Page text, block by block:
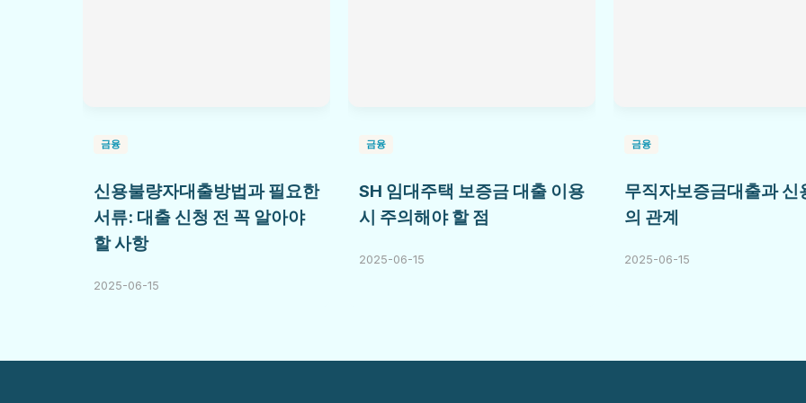
금융
신용불량자대출방법과 필요한
서류: 대출 신청 전 꼭 알아야
할 사항
2025-06-15
금융
SH 임대주택 보증금 대출 이용
시 주의해야 할 점
2025-06-15
금융
무직자보증금대출과 신
의 관계
2025-06-15